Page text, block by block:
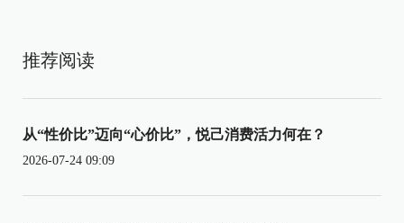
推荐阅读
从“性价比”迈向“心价比”，悦己消费活力何在？
2026-07-24 09:09